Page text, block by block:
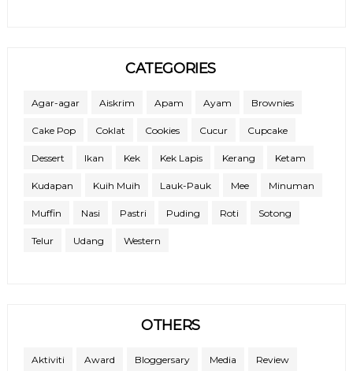
CATEGORIES
Agar-agar Aiskrim Apam Ayam Brownies
Cake Pop Coklat Cookies Cucur Cupcake
Dessert Ikan Kek Kek Lapis Kerang Ketam
Kudapan Kuih Muih Lauk-Pauk Mee Minuman
Muffin Nasi Pastri Puding Roti Sotong
Telur Udang Western
OTHERS
Aktiviti Award Bloggersary Media Review